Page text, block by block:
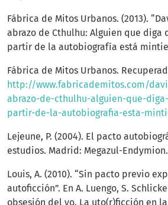
Fábrica de Mitos Urbanos. (2013).
abrazo de Cthulhu: Alguien que diga
partir de la autobiografía está
Fábrica de Mitos Urbanos.
http://www.fabricademitos.com/
abrazo-de-cthulhu-alguien-que-
partir-de-la-autobiografia-esta-
Lejeune, P. (2004). El pacto
estudios. Madrid: Megazul-Endymion.
Louis, A. (2010). “Sin pacto previo
autoficción”. En A. Luengo, S.
obsesión del yo. La uto(r)ficción en